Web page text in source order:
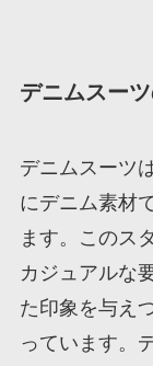
デニムスー
デニムスーツ
にデニム素材
ます。このス
カジュアルな
た印象を与え
っています。